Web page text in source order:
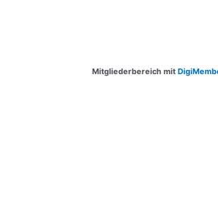
Mitgliederbereich mit